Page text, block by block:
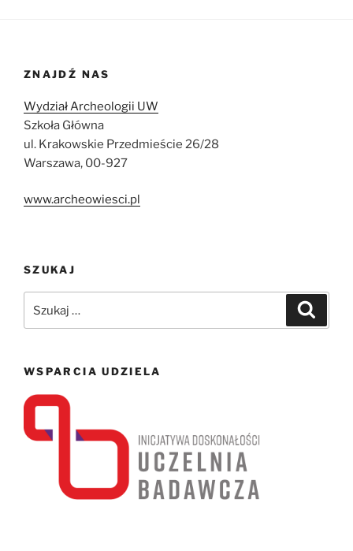
ZNAJDŹ NAS
Wydział Archeologii UW
Szkoła Główna
ul. Krakowskie Przedmieście 26/28
Warszawa, 00-927
www.archeowiesci.pl
SZUKAJ
WSPARCIA UDZIELA